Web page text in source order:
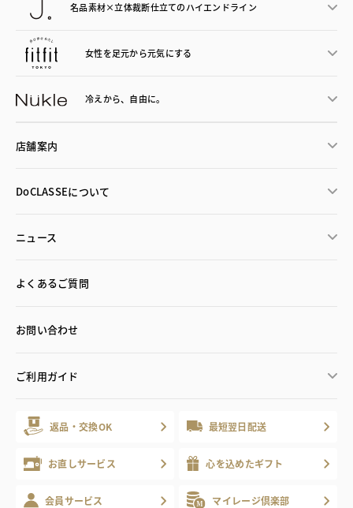
名品素材×立体裁断仕立てのハイエンドライン
女性を足元から元気にする
冷えから、 自由に。
店舗案内
DoCLASSEについて
ニュース
よくあるご質問
お問い合わせ
ご利用ガイド
返品・交換OK 最短翌日配送
お直しサービス 心を込めたギフト
会員サービス マイレージ倶楽部